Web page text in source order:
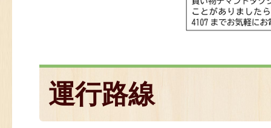
運行路線